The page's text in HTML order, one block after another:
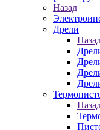
Назад
Дрели